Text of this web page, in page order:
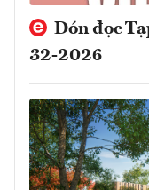
Đón đọc
32-2026